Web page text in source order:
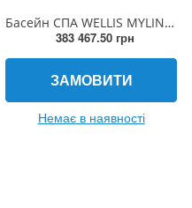
Басейн СПА WELLIS MYLINE MARS
383 467.50 грн
ЗАМОВИТИ
Немає в наявності